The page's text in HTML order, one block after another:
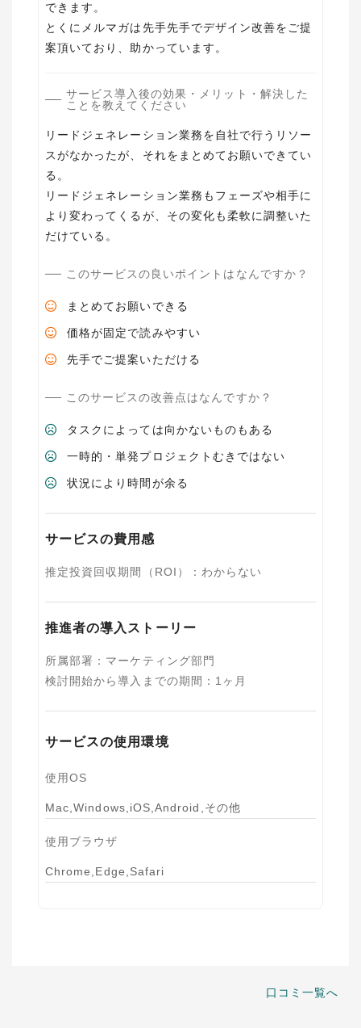
できます。
とくにメルマガは先手先手でデザイン改善をご提
案頂いており、助かっています。
サービス導入後の効果・メリット・解決した
ことを教えてください
リードジェネレーション業務を自社で行うリソー
スがなかったが、それをまとめてお願いできてい
る。
リードジェネレーション業務もフェーズや相手に
より変わってくるが、その変化も柔軟に調整いた
だけている。
このサービスの良いポイントはなんですか？
まとめてお願いできる
価格が固定で読みやすい
先手でご提案いただける
このサービスの改善点はなんですか？
タスクによっては向かないものもある
一時的・単発プロジェクトむきではない
状況により時間が余る
サービスの費用感
推定投資回収期間（ROI） ： わからない
推進者の導入ストーリー
所属部署 ： マーケティング部門
検討開始から導入までの期間 ： 1ヶ月
サービスの使用環境
使用OS
Mac,Windows,iOS,Android,その他
使用ブラウザ
Chrome,Edge,Safari
口コミ一覧へ